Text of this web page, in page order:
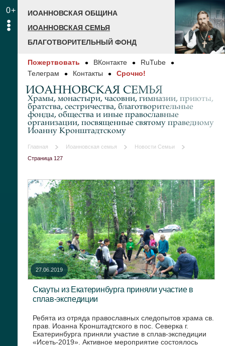
0+
ИОАННОВСКАЯ ОБЩИНА
ИОАННОВСКАЯ СЕМЬЯ
БЛАГОТВОРИТЕЛЬНЫЙ ФОНД
Пожертвовать ВКонтакте
RuTube
Телеграм
Контакты Срочно!
ИОАННОВСКАЯ СЕМЬЯ
Храмы, монастыри, часовни, гимназии, приюты,
братства, сестричества, благотворительные
фонды, общества и иные православные
организации, посвященные святому праведному
Иоанну Кронштадтскому
Главная Иоанновская семья
Новости Семьи
Страница 127
27.06.2019
Скауты из Екатеринбурга приняли участие в
сплав-экспедиции
Ребята из отряда православных следопытов храма св.
прав. Иоанна Кронштадтского в пос. Северка г.
Екатеринбурга приняли участие в сплав-экспедиции
«Исеть-2019». Активное мероприятие состоялось